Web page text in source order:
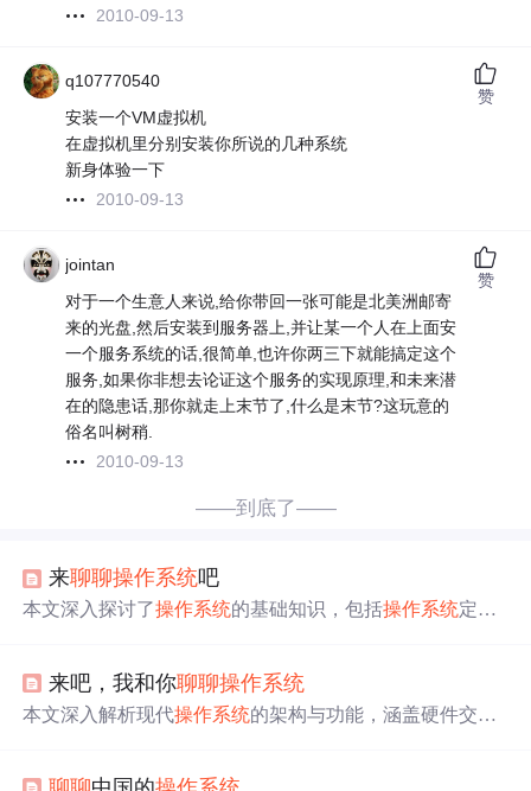
2010-09-13
q107770540
安装一个VM虚拟机
在虚拟机里分别安装你所说的几种系统
新身体验一下
2010-09-13
赞
jointan
对于一个生意人来说,给你带回一张可能是北美洲邮寄
来的光盘,然后安装到服务器上,并让某一个人在上面安
一个服务系统的话,很简单,也许你两三下就能搞定这个
服务,如果你非想去论证这个服务的实现原理,和未来潜
在的隐患话,那你就走上末节了,什么是末节?这玩意的
俗名叫树稍.
2010-09-13
赞
——到底了——
来聊聊操作系统吧
本文深入探讨了操作系统的基础知识，包括操作系统定
优缺点，以及进程间通信的各种机制。
来吧，我和你聊聊操作系统
本文深入解析现代操作系统的架构与功能，涵盖硬件交